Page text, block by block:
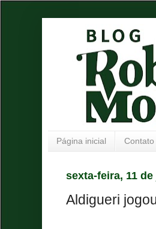
Página inicial Contato
sexta-feira, 11
Aldigueri